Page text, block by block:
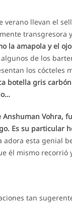
verano llevan el
transgresora
la amapola y el
de los
los cócteles
botella gris
Anshuman Vohra,
Es su particular
esta genial
él mismo recorrió
tan